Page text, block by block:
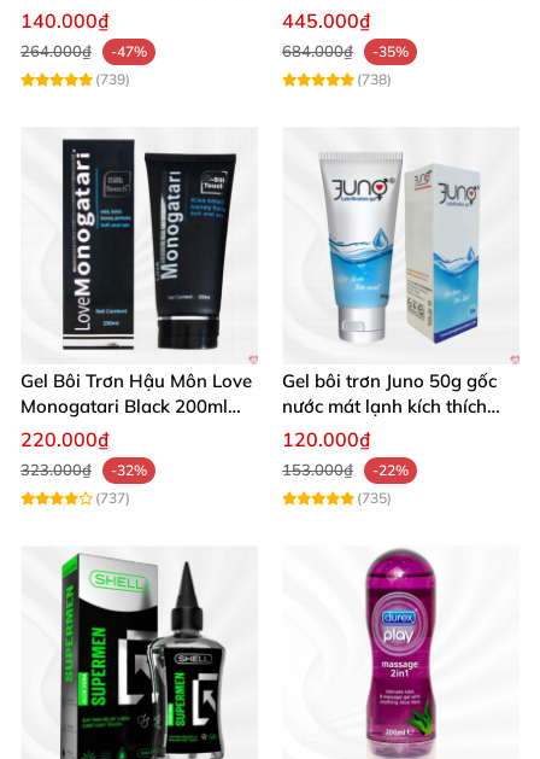
kích ứng
140.000₫
264.000₫
-47%
(739)
Hãng Mua Ngay
445.000₫
684.000₫
-35%
(738)
Gel Bôi Trơn Hậu Môn Love
Monogatari Black 200ml
Mềm Mượt
220.000₫
323.000₫
-32%
(737)
Gel bôi trơn Juno 50g gốc
nước mát lạnh kích thích
mua ngay
120.000₫
153.000₫
-22%
(735)